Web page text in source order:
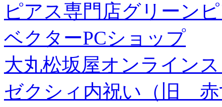
ピアス専門店グリーン
ベクターPCショップ
大丸松坂屋オンライン
ゼクシィ内祝い（旧 赤